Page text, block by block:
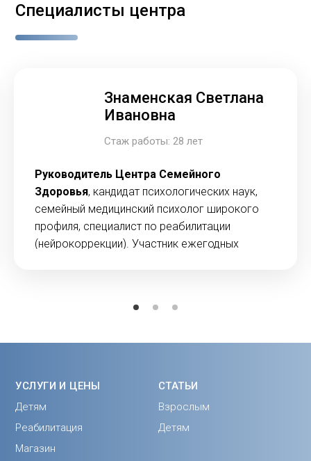
Специалисты центра
Знаменская Светлана
Ивановна
Стаж работы: 28 лет
Руководитель Центра Семейного
Здоровья, кандидат психологических наук,
семейный медицинский психолог широкого
профиля, специалист по реабилитации
(нейрокоррекции). Участник ежегодных
УСЛУГИ И ЦЕНЫ
Детям
Реабилитация
Магазин
СТАТЬИ
Взрослым
Детям